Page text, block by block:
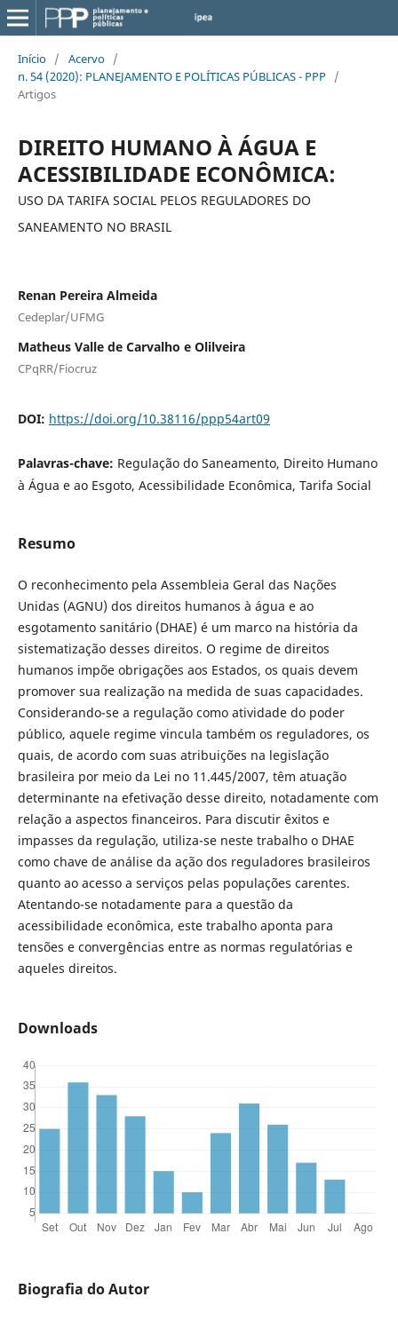
Início / Acervo /
n. 54 (2020): PLANEJAMENTO E POLÍTICAS PÚBLICAS - PPP /
Artigos
DIREITO HUMANO À ÁGUA E
ACESSIBILIDADE ECONÔMICA:
USO DA TARIFA SOCIAL PELOS REGULADORES DO
SANEAMENTO NO BRASIL
Renan Pereira Almeida
Cedeplar/UFMG
Matheus Valle de Carvalho e Olilveira
CPqRR/Fiocruz
DOI: https://doi.org/10.38116/ppp54art09
Palavras-chave: Regulação do Saneamento, Direito Humano
à Água e ao Esgoto, Acessibilidade Econômica, Tarifa Social
Resumo
O reconhecimento pela Assembleia Geral das Nações
Unidas (AGNU) dos direitos humanos à água e ao
esgotamento sanitário (DHAE) é um marco na história da
sistematização desses direitos. O regime de direitos
humanos impõe obrigações aos Estados, os quais devem
promover sua realização na medida de suas capacidades.
Considerando-se a regulação como atividade do poder
público, aquele regime vincula também os reguladores, os
quais, de acordo com suas atribuições na legislação
brasileira por meio da Lei no 11.445/2007, têm atuação
determinante na efetivação desse direito, notadamente com
relação a aspectos financeiros. Para discutir êxitos e
impasses da regulação, utiliza-se neste trabalho o DHAE
como chave de análise da ação dos reguladores brasileiros
quanto ao acesso a serviços pelas populações carentes.
Atentando-se notadamente para a questão da
acessibilidade econômica, este trabalho aponta para
tensões e convergências entre as normas regulatórias e
aqueles direitos.
Downloads
Biografia do Autor